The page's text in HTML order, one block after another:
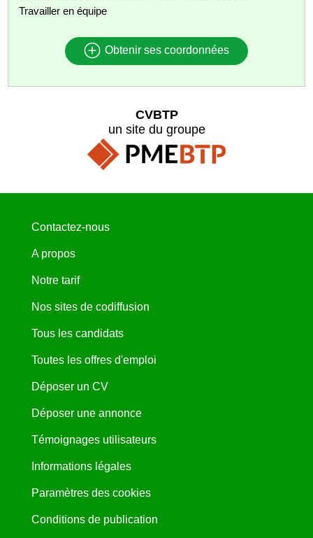
Travailler en équipe
Obtenir ses coordonnées
CVBTP
un site du groupe
Contactez-nous
A propos
Notre tarif
Nos sites de codiffusion
Tous les candidats
Toutes les offres d'emploi
Déposer un CV
Déposer une annonce
Témoignages utilisateurs
Informations légales
Paramètres des cookies
Conditions de publication